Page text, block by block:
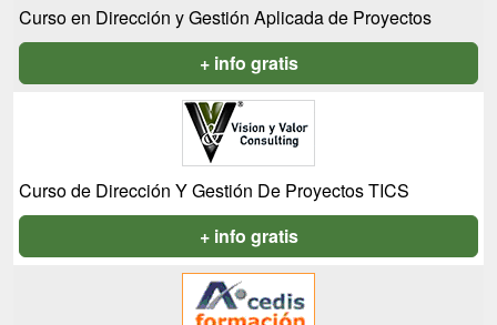
Curso en Dirección y Gestión Aplicada de Proyectos
+ info gratis
Curso de Dirección Y Gestión De Proyectos TICS
+ info gratis